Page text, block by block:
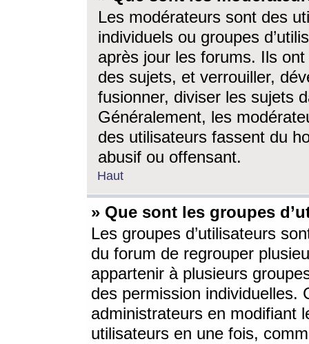
Les modérateurs sont des
individuels ou groupes
après jour les forums. Ils ont
des sujets, et verrouiller,
fusionner, diviser les sujets
Généralement, les
des utilisateurs fassent du
abusif ou offensant.
Haut
» Que sont les groupes
Les groupes d’utilisateurs
du forum de regrouper
appartenir à plusieurs
des permission individuelles.
administrateurs en modifiant
utilisateurs en une fois,